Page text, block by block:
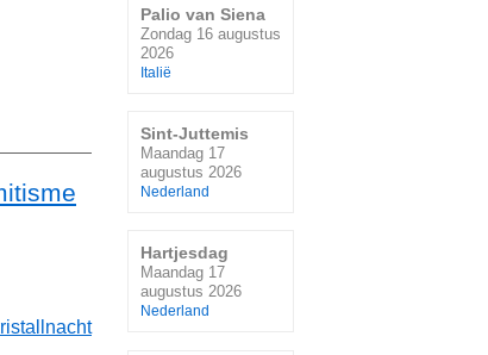
Palio van Siena
Zondag 16 augustus
2026
Italië
Sint-Juttemis
Maandag 17
augustus 2026
Nederland
Hartjesdag
Maandag 17
augustus 2026
Nederland